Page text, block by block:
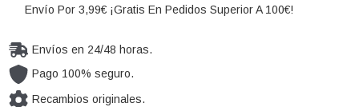
Envío Por 3,99€ ¡Gratis En Pedidos Superior A 100€!
Envíos en 24/48 horas.
Pago 100% seguro.
Recambios originales.